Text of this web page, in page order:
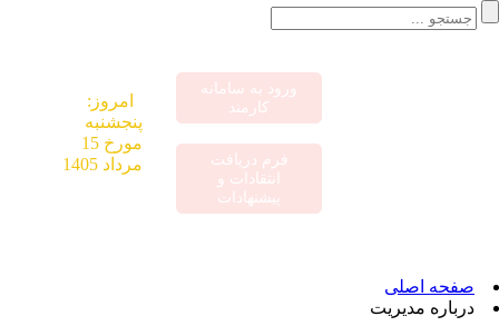
ورود به سامانه
کارمند
فرم دریافت
انتقادات و
پیشنهادات
امروز:
پنجشنبه
مورخ 15
مرداد 1405
صفحه اصلی
درباره مدیریت